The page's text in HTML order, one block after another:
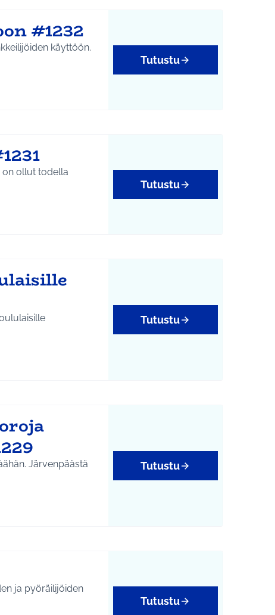
#1232
käyttöön.
Tutustu
on ollut todella
Tutustu
Tutustu
Järvenpäästä
Tutustu
ja pyöräilijöiden
Tutustu